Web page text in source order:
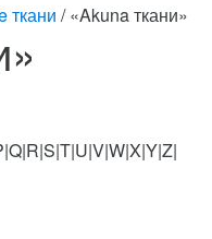
ткани / «Akuna ткани»